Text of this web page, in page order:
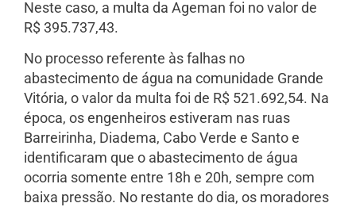
Neste caso, a multa da Ageman foi no valor de
R$ 395.737,43.
No processo referente às falhas no
abastecimento de água na comunidade Grande
Vitória, o valor da multa foi de R$ 521.692,54. Na
época, os engenheiros estiveram nas ruas
Barreirinha, Diadema, Cabo Verde e Santo e
identificaram que o abastecimento de água
ocorria somente entre 18h e 20h, sempre com
baixa pressão. No restante do dia, os moradores